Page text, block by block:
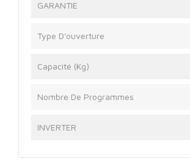
GARANTIE
Type D'ouverture
Capacité (Kg)
Nombre De Programmes
INVERTER